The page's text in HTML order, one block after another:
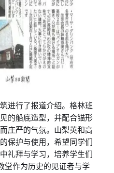
进行了报道介绍。格林班
的船底造型，并配合锚形
庄严的气氛。山梨英和高
保护与使用，希望同学们
礼拜与学习，培养学生们
堂作为历史的见证者与学